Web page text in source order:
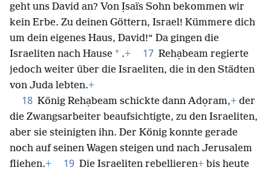
geht uns David an? Von Ịsaïs Sohn bekommen wir
kein Erbe. Zu deinen Göttern, Israel! Kümmere dich
um dein eigenes Haus, David!“ Da gingen die
Israeliten nach Hause * .+ 17 Rehạbeam regierte
jedoch weiter über die Israeliten, die in den Städten
von Juda lebten.+
18 König Rehạbeam schickte dann Adọram,+ der
die Zwangsarbeiter beaufsichtigte, zu den Israeliten,
aber sie steinigten ihn. Der König konnte gerade
noch auf seinen Wagen steigen und nach Jerusalem
fliehen.+ 19 Die Israeliten rebellieren+ bis heute